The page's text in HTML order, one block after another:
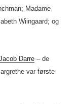
Madame
Wiingaard; og
Darre – de
var første